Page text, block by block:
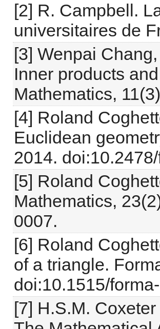
[2] R. Campbell.
universitaires de
[3] Wenpai
Inner products
Mathematics,
[4] Roland
Euclidean
2014.
[5] Roland
Mathematics,
0007.
[6] Roland
of a triangle.
doi:10.1515/
[7] H.S.M.